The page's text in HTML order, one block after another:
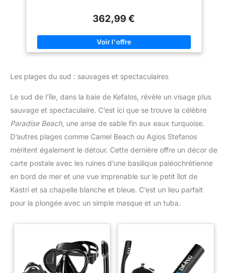
vivre des aventures aquatiques
à tout moment. 【Entretiens
planche dure, rincez-la à l'eau
douce après chaque sortie pour
enlever le sel et les salissures.
ranger dans son sac de
en super état pour chaque
nouvelle aventure.
pressions du pagayage Un sac de transport pratique est inclus
conçue avec un niveau de courbe parfait, ce qui augmente sa
rigidité pour une conduite plus stable
362,99 €
Les plages du sud : sauvages et spectaculaires
Le sud de l’île, dans la baie de Kefalos, révèle un visage plus
sauvage et spectaculaire. C’est ici que se trouve la célèbre
Paradise Beach, une anse de sable fin aux eaux turquoise.
D’autres plages comme Camel Beach ou Agios Stefanos
méritent également le détour. Cette dernière offre un décor de
carte postale avec les ruines d’une basilique paléochrétienne
en bord de mer et une vue imprenable sur le petit îlot de
Kastri et sa chapelle blanche et bleue. C’est un lieu parfait
pour la plongée avec un simple masque et un tuba.